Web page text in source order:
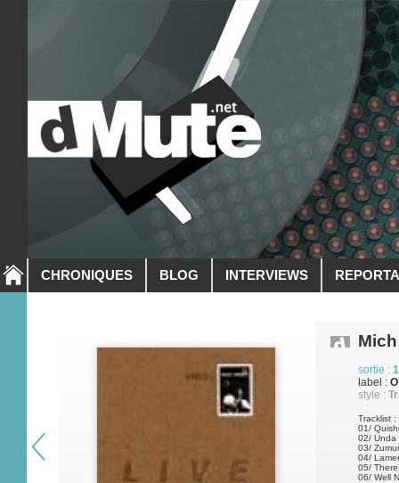
CHRONIQUES BLOG INTERVIEWS
sortie :
label :
style :
Tracklist :
01/
02/ Unda
03/
04/
05/
06/ Well